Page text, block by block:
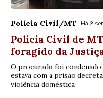
Polícia Civil/MT Há 3
Polícia Civil de
foragido da
O procurado foi
estava com a prisão
violência doméstica